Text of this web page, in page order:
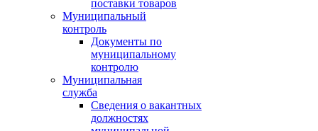
поставки товаров
Муниципальный
контроль
Документы по
муниципальному
контролю
Муниципальная
служба
Сведения о вакантных
должностях